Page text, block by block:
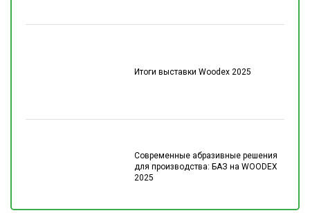
Итоги выставки Woodex 2025
Современные абразивные решения
для производства: БАЗ на WOODEX
2025